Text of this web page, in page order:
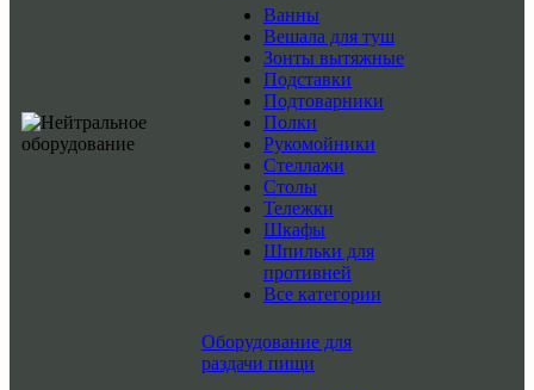
Ванны
Вешала для туш
Зонты вытяжные
Подставки
Подтоварники
Полки
Рукомойники
Стеллажи
Столы
Тележки
Шкафы
Шпильки для
противней
Все категории
Оборудование для
раздачи пищи